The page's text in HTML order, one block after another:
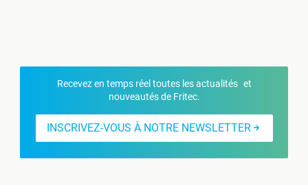
Recevez en temps réel toutes les actualités et
nouveautés de Fritec.
INSCRIVEZ-VOUS À NOTRE NEWSLETTER